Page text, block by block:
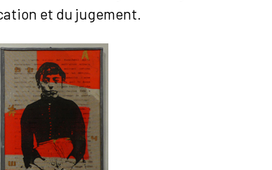
et du jugement.